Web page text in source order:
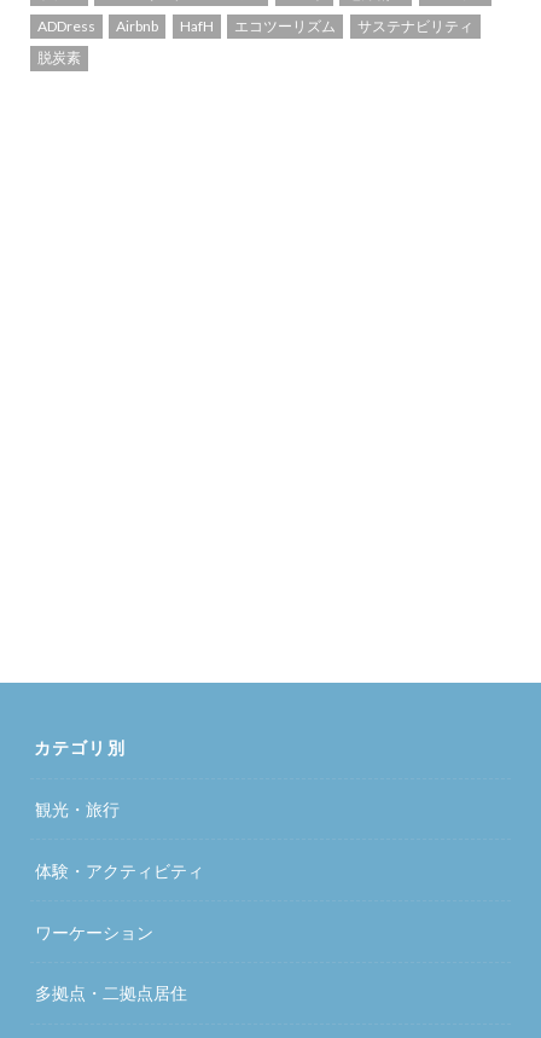
ADDress
Airbnb HafH エコツーリズム
サステナビリティ
脱炭素
カテゴリ別
観光・旅行
体験・アクティビティ
ワーケーション
多拠点・二拠点居住